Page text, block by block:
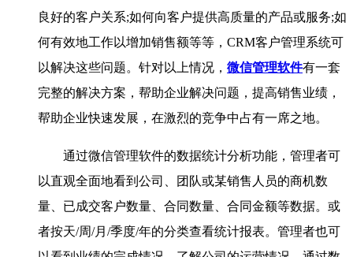
良好的客户关系;如何向客户提供高质量的产品或服务;如
何有效地工作以增加销售额等等，CRM客户管理系统可
以解决这些问题。针对以上情况， 微信管理软件有一套
完整的解决方案，帮助企业解决问题，提高销售业绩，
帮助企业快速发展，在激烈的竞争中占有一席之地。
通过微信管理软件的数据统计分析功能，管理者可
以直观全面地看到公司、团队或某销售人员的商机数
量、已成交客户数量、合同数量、合同金额等数据。或
者按天/周/月/季度/年的分类查看统计报表。管理者也可